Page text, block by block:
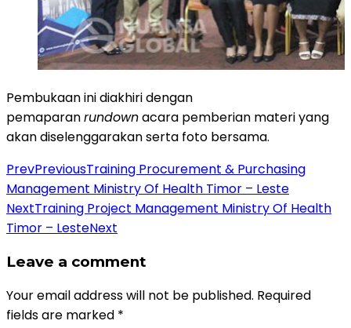
Pembukaan ini diakhiri dengan
pemaparanrundownacara pemberian materi yang
akan diselenggarakan serta foto bersama.
PrevPreviousTraining Procurement & Purchasing
Management Ministry Of Health Timor – Leste
NextTraining Project Management Ministry Of Health
Timor – LesteNext
Leave a comment
Your email address will not be published. Required
fields are marked *